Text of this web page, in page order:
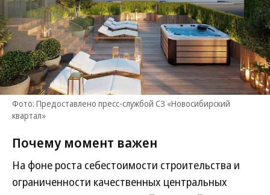
Фото: Предоставлено пресс-службой СЗ «Новосибирский
квартал»
Почему момент важен
На фоне роста себестоимости строительства и
ограниченности качественных центральных